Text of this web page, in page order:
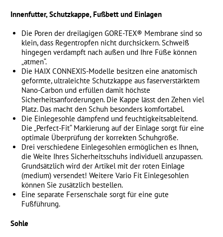
Innenfutter, Schutzkappe, Fußbett und Einlagen
Die Poren der dreilagigen GORE-TEX® Membrane sind so
klein, dass Regentropfen nicht durchsickern. Schweiß
hingegen verdampft nach außen und Ihre Füße können
„atmen“.
Die HAIX CONNEXIS-Modelle besitzen eine anatomisch
geformte, ultraleichte Schutzkappe aus faserverstärktem
Nano-Carbon und erfüllen damit höchste
Sicherheitsanforderungen. Die Kappe lässt den Zehen viel
Platz. Das macht den Schuh besonders komfortabel.
Die Einlegesohle dämpfend und feuchtigkeitsableitend.
Die „Perfect-Fit“ Markierung auf der Einlage sorgt für eine
optimale Überprüfung der korrekten Schuhgröße.
Drei verschiedene Einlegesohlen ermöglichen es Ihnen,
die Weite Ihres Sicherheitsschuhs individuell anzupassen.
Grundsätzlich wird der Artikel mit der roten Einlage
(medium) versendet! Weitere Vario Fit Einlegesohlen
können Sie zusätzlich bestellen.
Eine separate Fersenschale sorgt für eine gute
Fußführung.
Sohle